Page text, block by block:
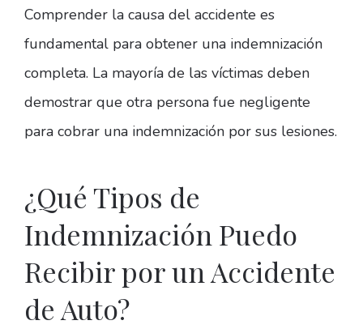
Comprender la causa del accidente es
fundamental para obtener una indemnización
completa. La mayoría de las víctimas deben
demostrar que otra persona fue negligente
para cobrar una indemnización por sus lesiones.
¿Qué Tipos de
Indemnización Puedo
Recibir por un Accidente
de Auto?